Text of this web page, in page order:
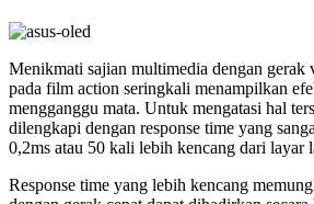
Menikmati sajian multimedia dengan gerak
pada film action seringkali menampilkan
mengganggu mata. Untuk mengatasi hal
dilengkapi dengan response time yang
0,2ms atau 50 kali lebih kencang dari layar
Response time yang lebih kencang